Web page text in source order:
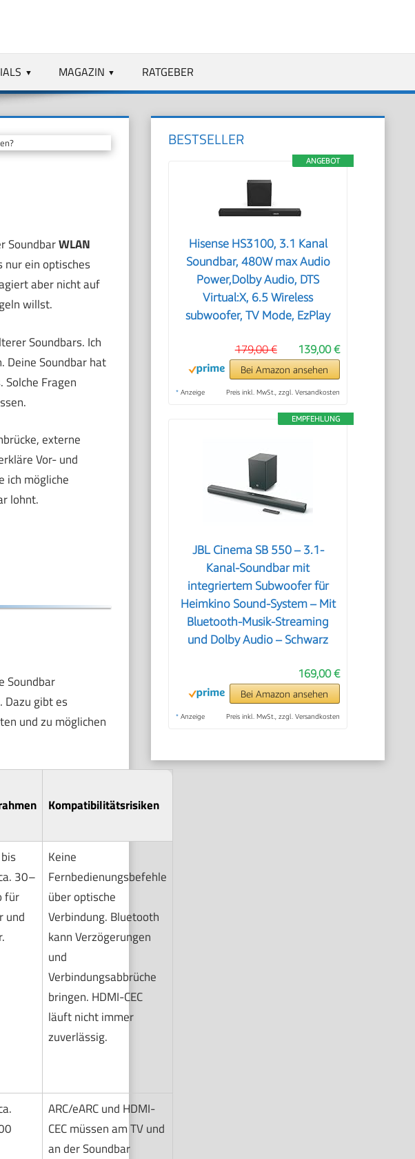
MAGAZIN RATGEBER
SoundbarWLAN
ein optisches
aber nicht auf
willst.
Soundbars. Ich
Deine Soundbar hat
Fragen
externe
Vor- und
ich mögliche
lohnt.
Soundbar
Dazu gibt es
und zu möglichen
Kompatibilitätsrisiken
30–
für
und
Keine
Fernbedienungsbefehle
über optische
Verbindung. Bluetooth
kann Verzögerungen
und
Verbindungsabbrüche
bringen. HDMI-CEC
läuft nicht immer
zuverlässig.
ARC/eARC und HDMI-
CEC müssen am TV und
an der Soundbar
BESTSELLER
ANGEBOT
Hisense HS3100, 3.1 Kanal
Soundbar, 480W max Audio
Power,Dolby Audio, DTS
Virtual:X, 6.5 Wireless
subwoofer, TV Mode, EzPlay
139,00 €
179,00 €
Bei Amazon ansehen
* Anzeige Preis inkl. MwSt., zzgl. Versandkosten
EMPFEHLUNG
JBL Cinema SB 550 – 3.1-
Kanal-Soundbar mit
integriertem Subwoofer für
Heimkino Sound-System – Mit
Bluetooth-Musik-Streaming
und Dolby Audio – Schwarz
169,00 €
Bei Amazon ansehen
* Anzeige Preis inkl. MwSt., zzgl. Versandkosten